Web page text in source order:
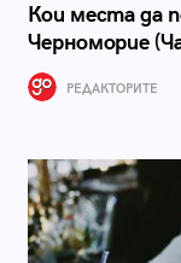
Кои места да
Черноморие
РЕДАКТОРИТЕ